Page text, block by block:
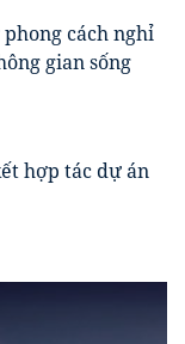
phong cách nghỉ
gian sống
hợp tác dự án